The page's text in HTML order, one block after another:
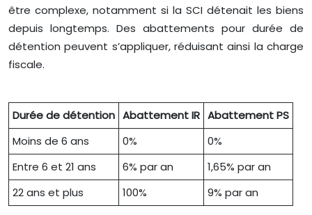
être complexe, notamment si la SCI détenait les biens
depuis longtemps. Des abattements pour durée de
détention peuvent s’appliquer, réduisant ainsi la charge
fiscale.
Durée de détention Abattement IR Abattement PS
Moins de 6 ans
0%
0%
Entre 6 et 21 ans
6% par an
1,65% par an
22 ans et plus
100% 9% par an